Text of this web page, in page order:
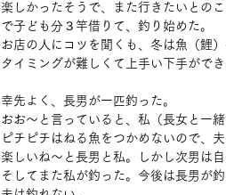
楽しかったそうで、また行きたいとの
で子ども分３竿借りて、釣り始めた。
お店の人にコツを聞くも、冬は魚（鯉
タイミングが難しくて上手い下手ができ
幸先よく、長男が一匹釣った。
おお〜と言っていると、私（長女と一
ピチピチはねる魚をつかめないので、夫
楽しいね〜と長男と私。しかし次男は
そしてまた私が釣った。今後は長男が釣